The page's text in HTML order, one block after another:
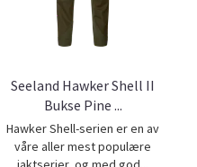
Seeland Hawker Shell II
Bukse Pine ...
Hawker Shell-serien er en av
våre aller mest populære